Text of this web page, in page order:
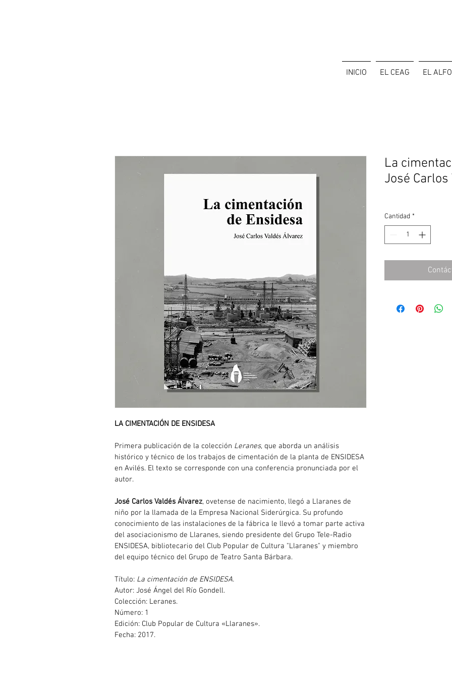
INICIO EL CEAG EL
LA CIMENTACIÓN DE ENSIDESA
Primera publicación de la colección Leranes, que aborda un análisis
histórico y técnico de los trabajos de cimentación de la planta de ENSIDESA
en Avilés. El texto se corresponde con una conferencia pronunciada por el
autor.
José Carlos Valdés Álvarez, ovetense de nacimiento, llegó a Llaranes de
niño por la llamada de la Empresa Nacional Siderúrgica. Su profundo
conocimiento de las instalaciones de la fábrica le llevó a tomar parte activa
del asociacionismo de Llaranes, siendo presidente del Grupo Tele-Radio
ENSIDESA, bibliotecario del Club Popular de Cultura "Llaranes" y miembro
del equipo técnico del Grupo de Teatro Santa Bárbara.
Título: La cimentación de ENSIDESA.
Autor: José Ángel del Río Gondell.
Colección: Leranes.
Número: 1
Edición: Club Popular de Cultura «Llaranes».
Fecha: 2017.
La
José Carlos
Cantidad *